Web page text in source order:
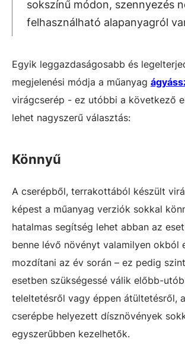
sokszínű módon, szennyezés
felhasználható alapanyagról
Egyik leggazdaságosabb és
megjelenési módja a műanyag
virágcserép - ez utóbbi a következő
lehet nagyszerű választás:
Könnyű
A cserépből, terrakottából készült
képest a műanyag verziók sokkal
hatalmas segítség lehet abban az
benne lévő növényt valamilyen okból
mozdítani az év során – ez pedig
esetben szükségessé válik előbb-
teleltetésről vagy éppen átültetésről,
cserépbe helyezett dísznövények
egyszerűbben kezelhetők.